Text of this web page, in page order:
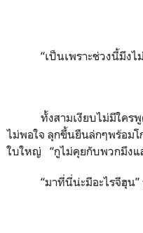
“เป็นเพราะช่วงนี้มึง
ทั้งสามเงียบไม่มีใครพูด
ไม่พอใจ ลุกขึ้นยืนล่กๆพร้อมโ
ใบใหญ่ “กูไม่คุยกับพวกมึงแ
“มาที่นี่น่ะมีอะไรจีฮุน” ร่